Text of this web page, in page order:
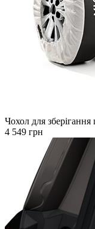
Чохол для
4 549 грн